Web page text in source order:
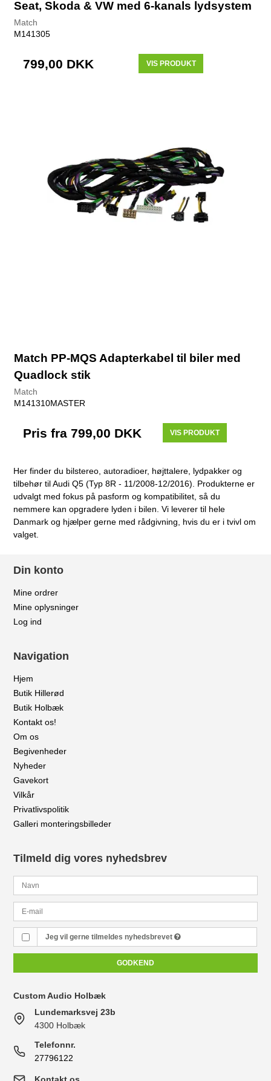
Seat, Skoda & VW med 6-kanals lydsystem
Match
M141305
799,00 DKK VIS PRODUKT
Match PP-MQS Adapterkabel til biler med
Quadlock stik
Match
M141310MASTER
Pris fra799,00 DKK VIS PRODUKT
Her finder du bilstereo, autoradioer, højttalere, lydpakker og
tilbehør til Audi Q5 (Typ 8R - 11/2008-12/2016). Produkterne er
udvalgt med fokus på pasform og kompatibilitet, så du
nemmere kan opgradere lyden i bilen. Vi leverer til hele
Danmark og hjælper gerne med rådgivning, hvis du er i tvivl om
valget.
Din konto
Mine ordrer
Mine oplysninger
Log ind
Navigation
Hjem
Butik Hillerød
Butik Holbæk
Kontakt os!
Om os
Begivenheder
Nyheder
Gavekort
Vilkår
Privatlivspolitik
Galleri monteringsbilleder
Tilmeld dig vores nyhedsbrev
Jeg vil gerne tilmeldes nyhedsbrevet
GODKEND
Custom Audio Holbæk
Lundemarksvej 23b
4300 Holbæk
Telefonnr.
27796122